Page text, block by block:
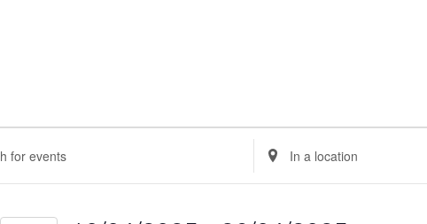
Enter
Location.
Search